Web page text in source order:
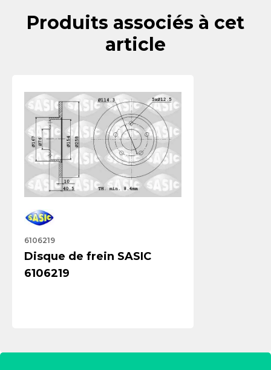
Produits associés à cet
article
6106219
Disque de frein SASIC
6106219